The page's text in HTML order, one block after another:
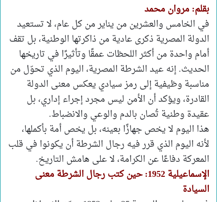
بقلم: مروان محمد
في الخامس والعشرين من يناير من كل عام، لا تستعيد
الدولة المصرية ذكرى عادية من ذاكرتها الوطنية، بل تقف
أمام واحدة من أكثر اللحظات عمقًا وتأثيرًا في تاريخها
الحديث. إنه عيد الشرطة المصرية، اليوم الذي تحوّل من
مناسبة وظيفية إلى رمز سيادي يعكس معنى الدولة
القادرة، ويؤكد أن الأمن ليس مجرد إجراء إداري، بل
عقيدة وطنية تُصان بالدم والوعي والانضباط.
هذا اليوم لا يخص جهازًا بعينه، بل يخص أمة بأكملها،
لأنه اليوم الذي قرر فيه رجال الشرطة أن يكونوا في قلب
المعركة دفاعًا عن الكرامة، لا على هامش التاريخ.
الإسماعيلية 1952: حين كتب رجال الشرطة معنى
السيادة